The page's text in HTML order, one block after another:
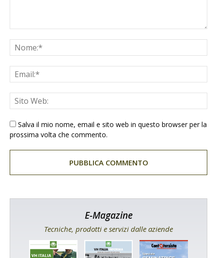
Salva il mio nome, email e sito web in questo browser per la
prossima volta che commento.
E-Magazine
Tecniche, prodotti e servizi dalle aziende